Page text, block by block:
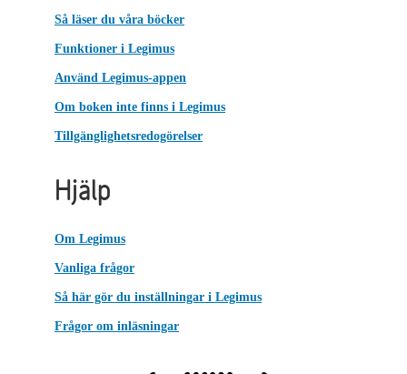
Så läser du våra böcker
Funktioner i Legimus
Använd Legimus-appen
Om boken inte finns i Legimus
Tillgänglighetsredogörelser
Hjälp
Om Legimus
Vanliga frågor
Så här gör du inställningar i Legimus
Frågor om inläsningar